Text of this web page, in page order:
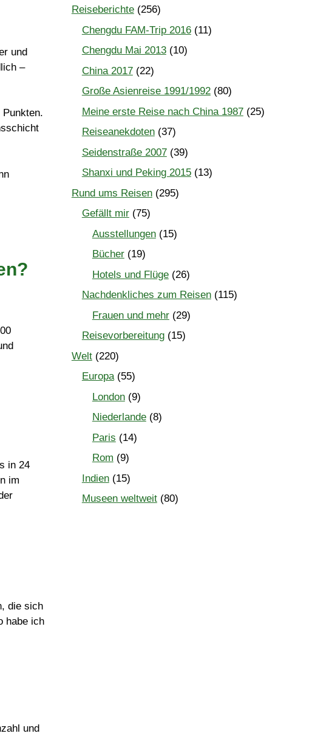
und
–
in 24
im
die sich
habe ich
und
Reiseberichte(256)
Chengdu FAM-Trip 2016(11)
Chengdu Mai 2013(10)
China 2017(22)
Große Asienreise 1991/1992(80)
Meine erste Reise nach China 1987(25)
Reiseanekdoten(37)
Seidenstraße 2007(39)
Shanxi und Peking 2015(13)
Rund ums Reisen(295)
Gefällt mir(75)
Ausstellungen(15)
Bücher(19)
Hotels und Flüge(26)
Nachdenkliches zum Reisen(115)
Frauen und mehr(29)
Reisevorbereitung(15)
Welt(220)
Europa(55)
London(9)
Niederlande(8)
Paris (14)
Rom (9)
Indien(15)
Museen weltweit(80)